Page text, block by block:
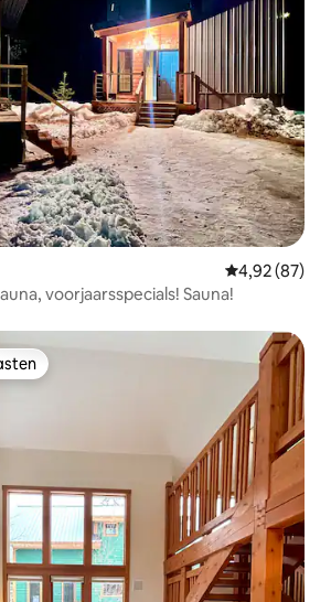
Gemiddelde
4,92 (87)
voorjaarsspecials! Sauna!